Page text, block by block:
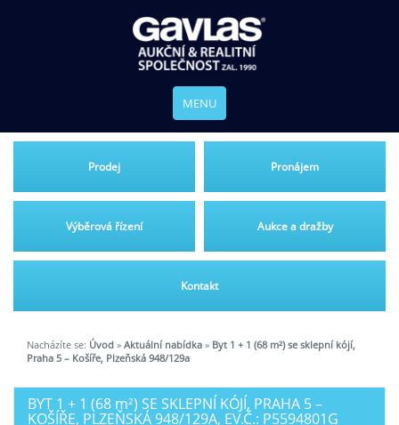
MENU
Prodej Pronájem
Výběrová řízení Aukce a dražby
Kontakt
Nacházíte se: Úvod » Aktuální nabídka » Byt 1 + 1 (68 m²) se sklepní kójí,
Praha 5 – Košíře, Plzeňská 948/129a
BYT 1 + 1 (68 m²) SE SKLEPNÍ KÓJÍ, PRAHA 5 –
KOŠÍŘE, PLZEŇSKÁ 948/129A, EV.Č.: P5594801G